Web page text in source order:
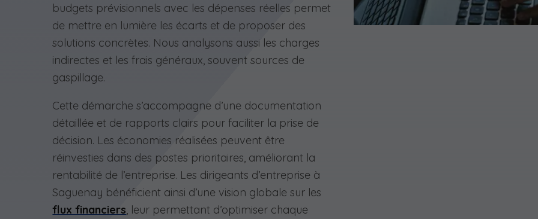
budgets prévisionnels avec les dépenses réelles permet
de mettre en lumière les écarts et de proposer des
solutions concrètes. Nous analysons aussi les charges
indirectes et les frais généraux, souvent sources de
gaspillage.
Cette démarche s’accompagne d’une documentation
détaillée et de rapports clairs pour faciliter la prise de
décision. Les économies réalisées peuvent être
réinvesties dans des postes prioritaires, améliorant la
rentabilité de l’entreprise. Les dirigeants d’entreprise à
Saguenay bénéficient ainsi d’une vision globale sur les
flux financiers, leur permettant d’optimiser chaque